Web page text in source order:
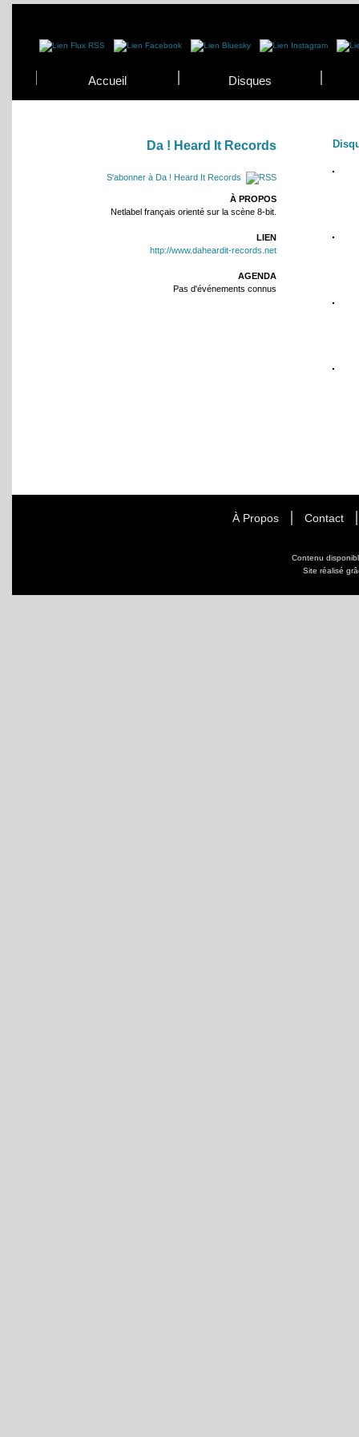
Accueil Disques
Da ! Heard It Records
S'abonner à Da ! Heard It Records
À PROPOS
Netlabel français orienté sur la scène 8-bit.
LIEN
http://www.daheardit-records.net
AGENDA
Pas d'événements connus
À Propos Contact
Contenu
Site réalisé